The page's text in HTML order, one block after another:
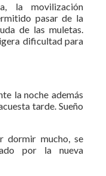
la movilización
pasar de la
de las muletas.
dificultad para
la noche además
tarde. Sueño
dormir mucho, se
por la nueva